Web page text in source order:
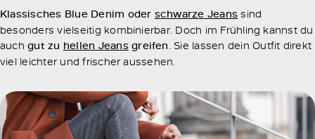
Klassisches Blue Denim oder schwarze Jeans sind
besonders vielseitig kombinierbar. Doch im Frühling kannst du
auchgut zu hellen Jeansgreifen. Sie lassen dein Outfit direkt
viel leichter und frischer aussehen.